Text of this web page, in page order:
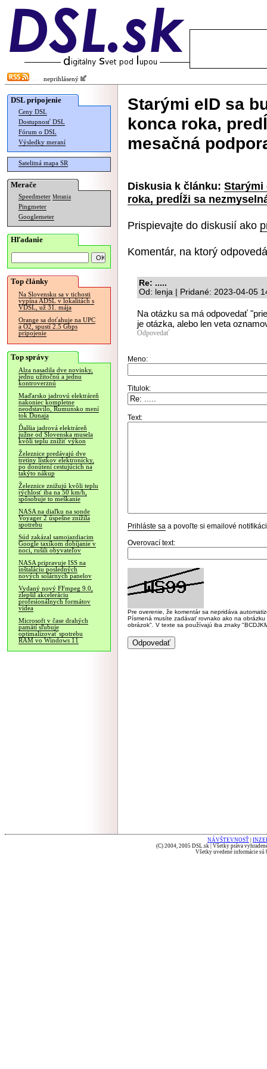
neprihlásený
DSL pripojenie
Ceny DSL
Dostupnosť DSL
Fórum o DSL
Výsledky meraní
Satelitná mapa SR
Merače
Speedmeter Merania
Pingmeter
Googlemeter
Hľadanie
Top články
Na Slovensku sa v tichosti
vypína ADSL v lokalitách s
VDSL, už 31. mája
Orange sa doťahuje na UPC
a O2, spustí 2.5 Gbps
pripojenie
Top správy
Alza nasadila dve novinky,
jednu užitočnú a jednu
kontroverznú
Maďarsko jadrovú elektráreň
nakoniec kompletne
neodstavilo, Rumunsko mení
tok Dunaja
Ďalšia jadrová elektráreň
južne od Slovenska musela
kvôli teplu znížiť výkon
Železnice predávajú dve
tretiny lístkov elektronicky,
po donútení cestujúcich na
takýto nákup
Železnice znižujú kvôli teplu
rýchlosť iba na 50 km/h,
spôsobuje to meškanie
NASA na diaľku na sonde
Voyager 2 úspešne znížila
spotrebu
Súd zakázal samojazdiacim
Google taxíkom dobíjanie v
noci, rušili obyvateľov
NASA pripravuje ISS na
inštaláciu posledných
nových solárnych panelov
Vydaný nový FFmpeg 9.0,
zlepšil akceleráciu
profesionálnych formátov
videa
Microsoft v čase drahých
pamätí sľubuje
optimalizovať spotrebu
RAM vo Windows 11
Starými eID sa
konca roka,
mesačná
Diskusia k článku: Starými
roka, predĺži sa
Prispievajte do diskusií ako
Komentár, na ktorý
Re: .....
Od: lenja | Pridané: 2023-04-05
Na otázku sa má odpovedať
je otázka, alebo len veta
Odpovedať
Meno:
Titulok:
Text:
Prihláste sa a povoľte si emailové
Overovací text:
Pre overenie, že komentár sa nepridáva
Písmená musíte zadávať rovnako ako na
obrázok". V texte sa používajú iba znaky
NÁVŠTEVNOSŤ
(C) 2004, 2005 DSL.sk | Všetky práva
Všetky uvedené informácie sú